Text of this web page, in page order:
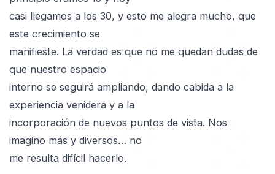
casi llegamos a los 30, y esto me alegra mucho, que
este crecimiento se
manifieste. La verdad es que no me quedan dudas de
que nuestro espacio
interno se seguirá ampliando, dando cabida a la
experiencia venidera y a la
incorporación de nuevos puntos de vista. Nos
imagino más y diversos… no
me resulta difícil hacerlo.